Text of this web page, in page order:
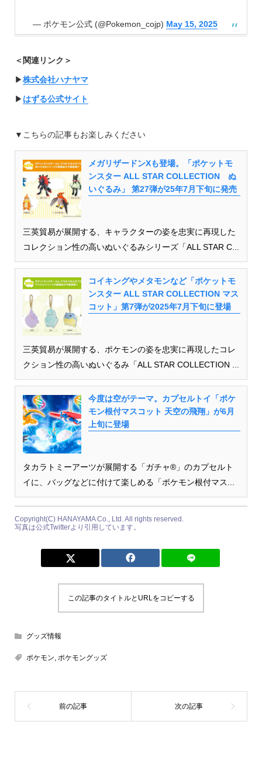
— ポケモン公式 (@Pokemon_cojp) May 15, 2025
＜関連リンク＞
▶︎株式会社ハナヤマ
▶︎ はずる公式サイト
▼こちらの記事もお楽しみください
メガリザードンXも登場。「ポケットモ
ンスター ALL STAR COLLECTION ぬ
いぐるみ」 第27弾が25年7月下旬に発売
三英貿易が展開する、キャラクターの姿を忠実に再現した
コレクション性の高いぬいぐるみシリーズ「ALL STAR C...
コイキングやメタモンなど「ポケットモ
ンスター ALL STAR COLLECTION マス
コット」第7弾が2025年7月下旬に登場
三英貿易が展開する、ポケモンの姿を忠実に再現したコレ
クション性の高いぬいぐるみ「ALL STAR COLLECTION ...
今度は空がテーマ。カプセルトイ「ポケ
モン根付マスコット 天空の飛翔」が6月
上旬に登場
タカラトミーアーツが展開する「ガチャ®」のカプセルト
イに、バッグなどに付けて楽しめる「ポケモン根付マス...
Copyright(C) HANAYAMA Co., Ltd. All rights reserved.
写真は公式Twitterより引用しています。
この記事のタイトルとURLをコピーする
グッズ情報
ポケモン, ポケモングッズ